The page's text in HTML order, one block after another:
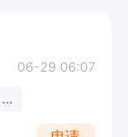
06-29 06:07
...